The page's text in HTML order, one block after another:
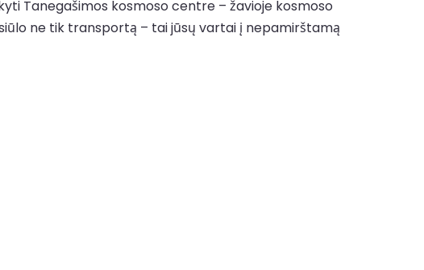
Tanegašimos kosmoso centre – žavioje kosmoso
ne tik transportą – tai jūsų vartai į nepamirštamą